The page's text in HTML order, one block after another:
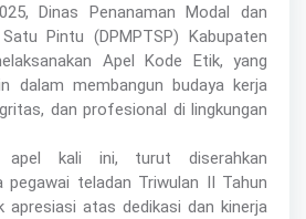
Dinas Penanaman Modal dan
Pintu (DPMPTSP) Kabupaten
Apel Kode Etik, yang
dalam membangun budaya kerja
dan profesional di lingkungan
apel kali ini, turut diserahkan
pegawai teladan Triwulan II Tahun
apresiasi atas dedikasi dan kinerja